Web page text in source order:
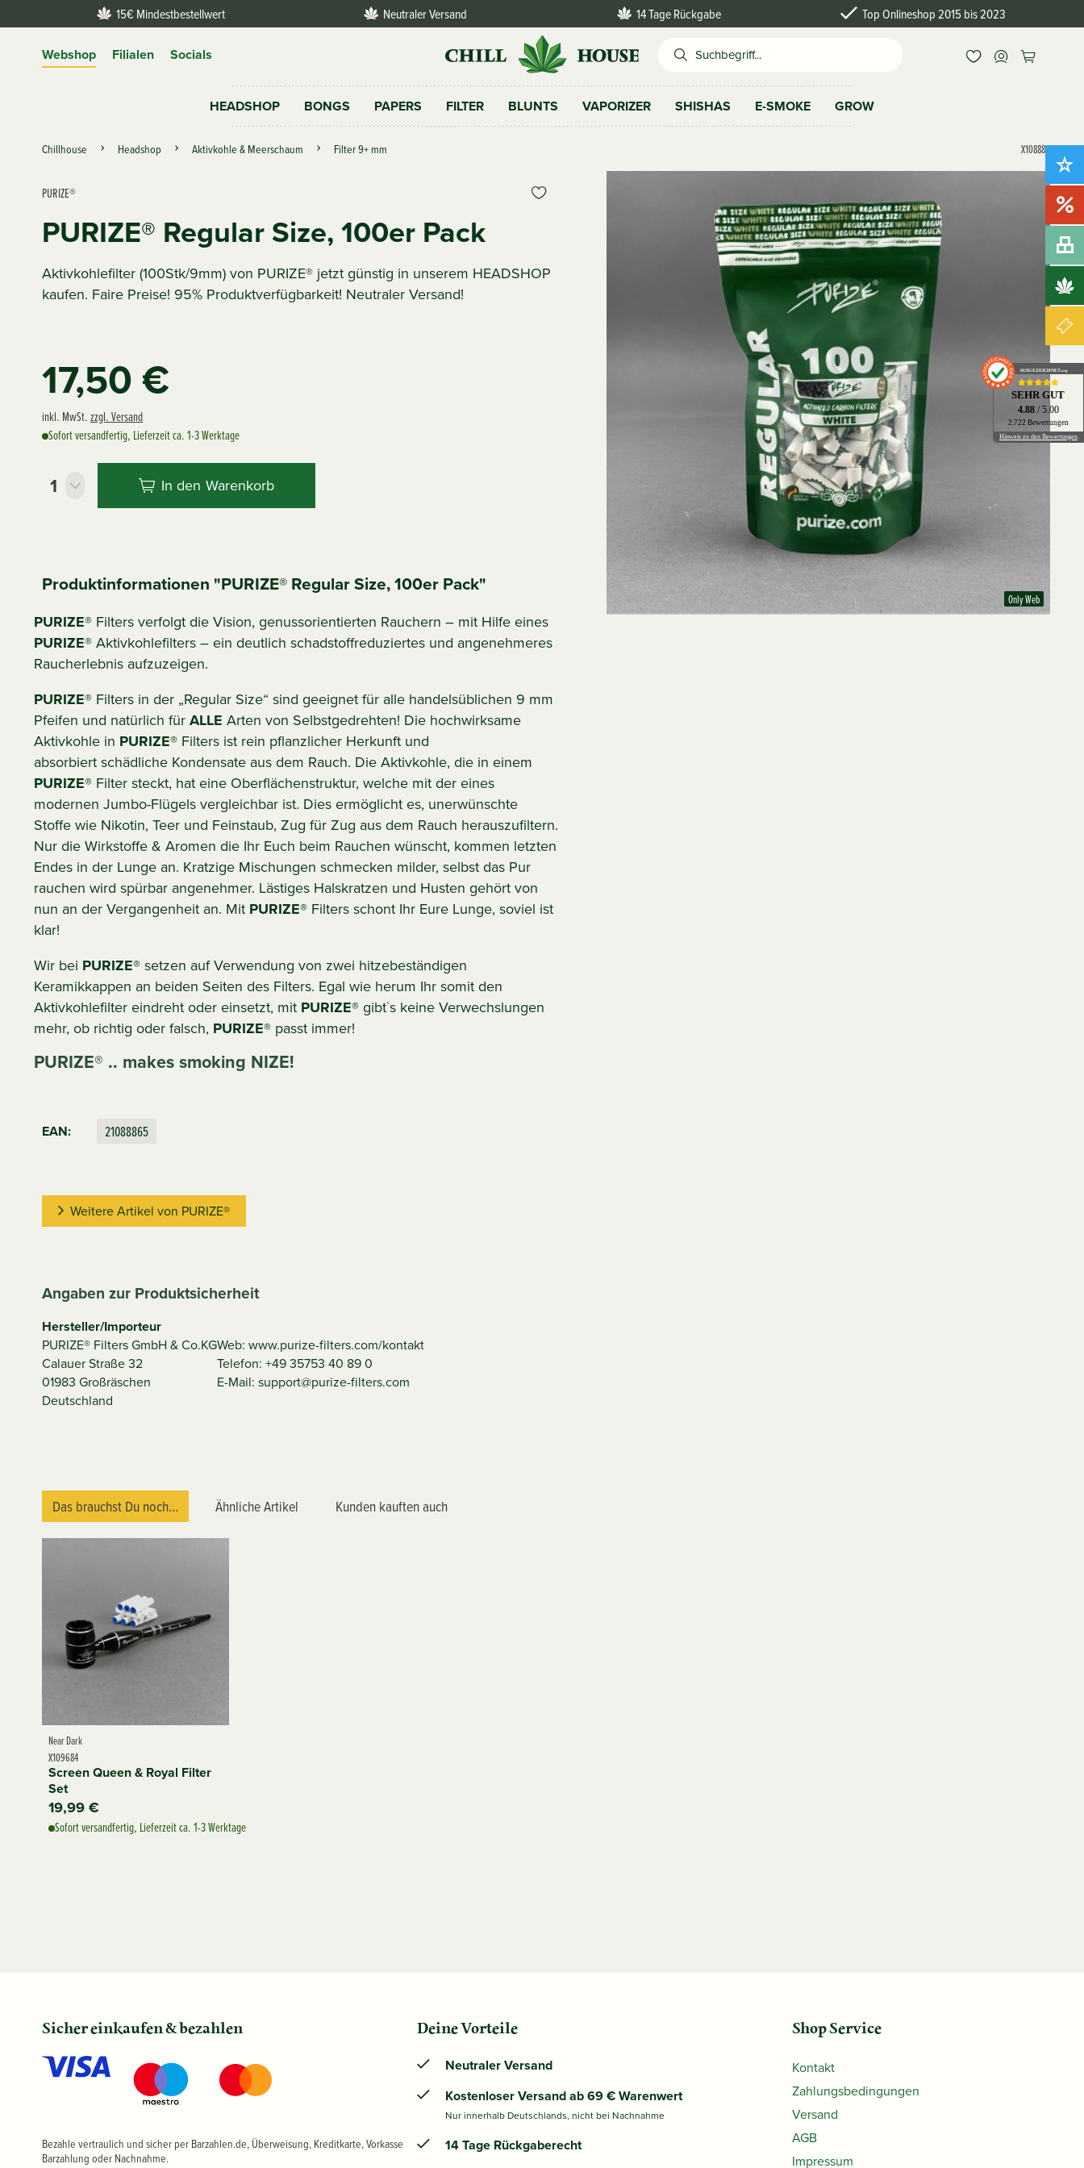
15€ Mindestbestellwert Neutraler Versand 14 Tage Rückgabe Top Onlineshop 2015 bis 2023
Webshop Filialen Socials
HEADSHOP BONGS PAPERS FILTER BLUNTS VAPORIZER SHISHAS E-SMOKE GROW
Chillhouse Headshop Aktivkohle & Meerschaum Filter 9+ mm
Only Web
PURIZE® Regular Size, 100er Pack
PURIZE®
Aktivkohlefilter (100Stk/9mm) von PURIZE® jetzt günstig in unserem HEADSHOP
kaufen. Faire Preise! 95% Produktverfügbarkeit! Neutraler Versand!
17,50 €
inkl. MwSt.zzgl. Versand
Sofort versandfertig, Lieferzeit ca. 1-3 Werktage
In den Warenkorb
X108886
Produktinformationen "PURIZE® Regular Size, 100er Pack"
PURIZE® Filters verfolgt die Vision, genussorientierten Rauchern – mit Hilfe eines
PURIZE®Aktivkohlefilters – ein deutlich schadstoffreduziertes und angenehmeres
Raucherlebnis aufzuzeigen.
PURIZE® Filters in der „Regular Size“ sind geeignet für alle handelsüblichen 9 mm
Pfeifen und natürlich fürALLE Arten von Selbstgedrehten! Die hochwirksame
Aktivkohle in PURIZE® Filters ist rein pflanzlicher Herkunft und
absorbiert schädliche Kondensate aus dem Rauch. Die Aktivkohle, die in einem
PURIZE® Filter steckt, hat eine Oberflächenstruktur, welche mit der eines
modernen Jumbo-Flügels vergleichbar ist. Dies ermöglicht es, unerwünschte
Stoffe wie Nikotin, Teer und Feinstaub, Zug für Zug aus dem Rauch herauszufiltern.
Nur die Wirkstoffe & Aromen die Ihr Euch beim Rauchen wünscht, kommen letzten
Endes in der Lunge an. Kratzige Mischungen schmecken milder, selbst das Pur
rauchen wird spürbar angenehmer. Lästiges Halskratzen und Husten gehört von
nun an der Vergangenheit an. Mit PURIZE® Filters schont Ihr Eure Lunge, soviel ist
klar!
Wir bei PURIZE®setzen auf Verwendung von zwei hitzebeständigen
Keramikkappen an beiden Seiten des Filters. Egal wie herum Ihr somit den
Aktivkohlefilter eindreht oder einsetzt, mit PURIZE®gibt`s keine Verwechslungen
mehr, ob richtig oder falsch, PURIZE® passt immer!
PURIZE® .. makes smoking NIZE!
EAN: 21088865
Weitere Artikel von PURIZE®
Angaben zur Produktsicherheit
Hersteller/Importeur
PURIZE® Filters GmbH & Co.KG
Calauer Straße 32
01983 Großräschen
Deutschland
Web: www.purize-filters.com/kontakt
Telefon: +49 35753 40 89 0
E-Mail: support@purize-filters.com
Das brauchst Du noch... Ähnliche Artikel Kunden kauften auch
Near Dark
X109684
Screen Queen & Royal Filter
Set
19,99 €
Sofort versandfertig, Lieferzeit ca. 1-3 Werktage
Sicher einkaufen & bezahlen
Bezahle vertraulich und sicher per Barzahlen.de, Überweisung, Kreditkarte, Vorkasse
Barzahlung oder Nachnahme.
Deine Vorteile
Neutraler Versand
Kostenloser Versand ab 69 € Warenwert
Nur innerhalb Deutschlands, nicht bei Nachnahme
14 Tage Rückgaberecht
Shop Service
Kontakt
Zahlungsbedingungen
Versand
AGB
Impressum
Neu!
AUSGEZEICHNET.org
SEHR GUT
4.88 / 5.00
2.722 Bewertungen
Hinweis zu den Bewertungen